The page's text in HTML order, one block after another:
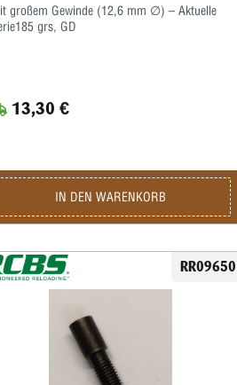
großem Gewinde (12,6 mm ∅) – Aktuelle
grs, GD
13,30 €
IN DEN WARENKORB
RR09650